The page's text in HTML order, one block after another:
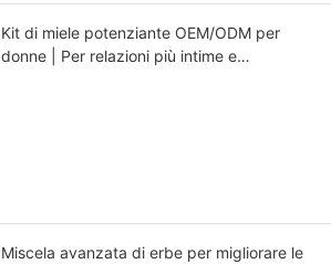
Kit di miele potenziante OEM/ODM per
donne | Per relazioni più intime e
Miscela avanzata di erbe per migliorare le